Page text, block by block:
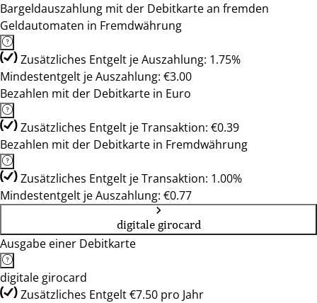
Bargeldauszahlung mit der Debitkarte an fremden
Geldautomaten in Fremdwährung
Zusätzliches Entgelt je Auszahlung: 1.75%
Mindestentgelt je Auszahlung: €3.00
Bezahlen mit der Debitkarte in Euro
Zusätzliches Entgelt je Transaktion: €0.39
Bezahlen mit der Debitkarte in Fremdwährung
Zusätzliches Entgelt je Transaktion: 1.00%
Mindestentgelt je Auszahlung: €0.77
digitale girocard
Ausgabe einer Debitkarte
digitale girocard
Zusätzliches Entgelt €7.50 pro Jahr